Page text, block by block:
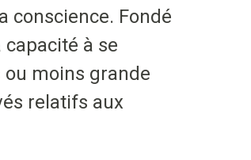
conscience. Fondé
à se
moins grande
relatifs aux